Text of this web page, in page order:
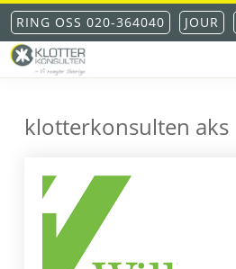
Hoppa
till
huvudnavigering
Hoppa
till
huvudinnehåll
Hoppa
till
det
primära
Hoppa
till
sidfot
RING OSS 020-364040 JOUR
klotterskydd
klotterkonsulten aks